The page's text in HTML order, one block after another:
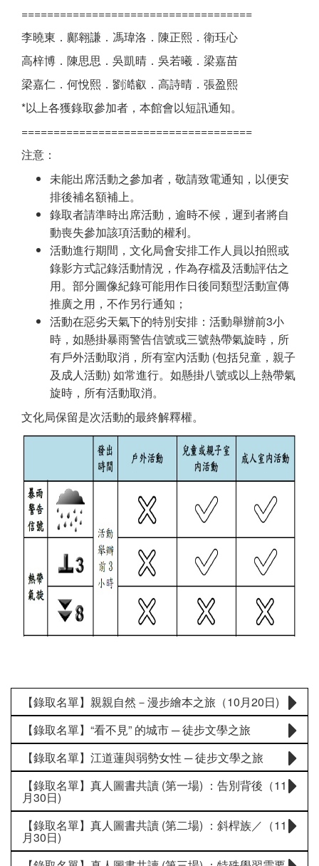
====================================
李曉東．鄺翱謙．馮瑋洛．陳正熙．衛珏心
高梓博．陳思思．吳凱晴．吳若曦．梁嘉苗
梁嘉仁．何悅熙．劉澔叡．高詩晴．張盈熙
*以上各獲錄取參加者，本館會以短訊通知。
====================================
注意：
未能出席活動之參加者，敬請致電通知，以便安
排後補名額補上。
錄取者請準時出席活動，逾時不候，遲到者將自
動喪失參加該項活動的權利。
活動進行期間，文化局會安排工作人員以拍照或
錄影方式記錄活動情況，作為存檔及活動評估之
用。部分圖像紀錄可能用作日後同類型活動宣傳
推廣之用，不作另行通知；
活動在惡劣天氣下的特別安排：活動舉辦前3小
時，如懸掛暴雨警告信號或三號熱帶氣旋時，所
有戶外活動取消，所有室內活動 (包括兒童，親子
及成人活動) 如常進行。如懸掛八號或以上熱帶氣
旋時，所有活動取消。
文化局保留是次活動的最終解釋權。
【錄取名單】親親自然－漫步繪本之旅（10月20日)
【錄取名單】“看不見” 的城市 ─ 徒步文學之旅
【錄取名單】江道蓮與弱勢女性 ─ 徒步文學之旅
【錄取名單】真人圖書共讀 (第一場) ：告別背後（11
月30日)
【錄取名單】真人圖書共讀 (第二場) ：斜桿族／（11
月30日)